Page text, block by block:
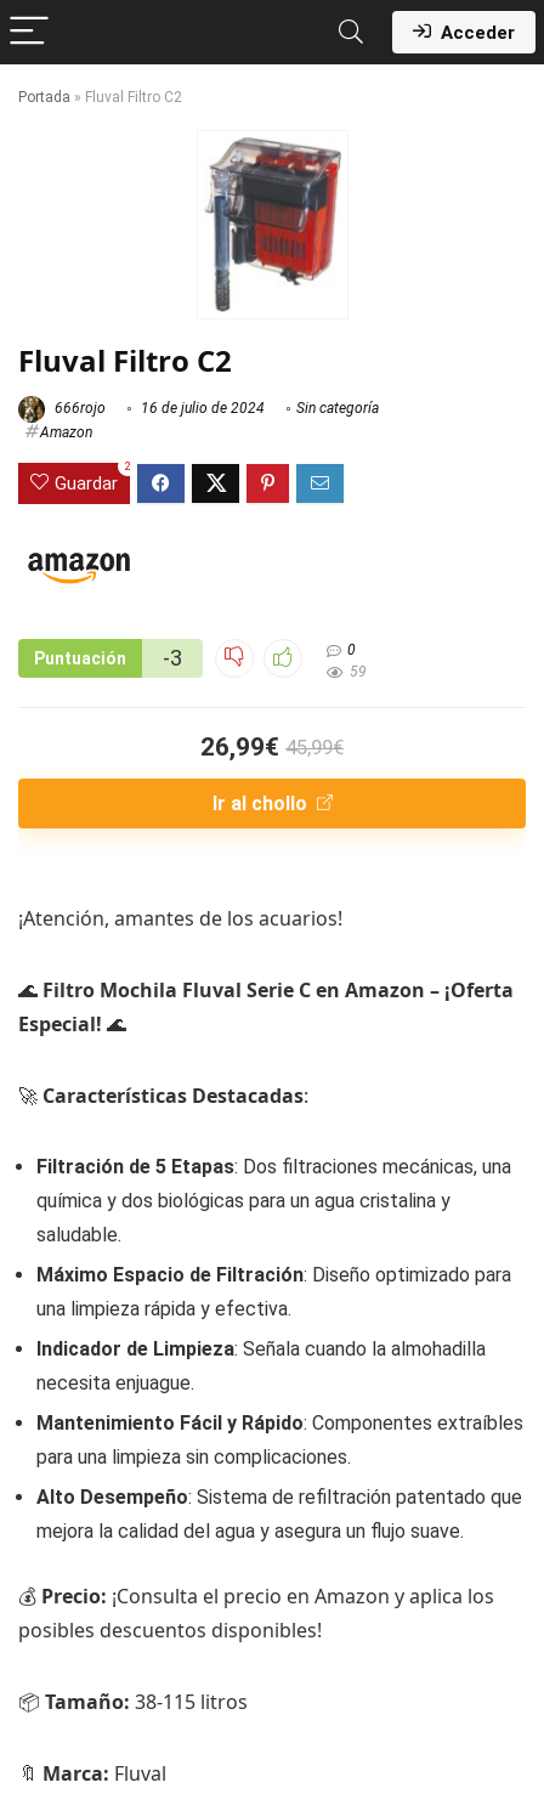
Acceder
Portada » Fluval Filtro C2
Fluval Filtro C2
666rojo 16 de julio de 2024
Sin categoría
Amazon
Guardar
2
Puntuación -3
0
59
26,99€ 45,99€
Ir al chollo
¡Atención, amantes de los acuarios!
🌊 Filtro Mochila Fluval Serie C en Amazon – ¡Oferta
Especial! 🌊
🚀 Características Destacadas:
Filtración de 5 Etapas: Dos filtraciones mecánicas, una
química y dos biológicas para un agua cristalina y
saludable.
Máximo Espacio de Filtración: Diseño optimizado para
una limpieza rápida y efectiva.
Indicador de Limpieza: Señala cuando la almohadilla
necesita enjuague.
Mantenimiento Fácil y Rápido: Componentes extraíbles
para una limpieza sin complicaciones.
Alto Desempeño: Sistema de refiltración patentado que
mejora la calidad del agua y asegura un flujo suave.
💰 Precio: ¡Consulta el precio en Amazon y aplica los
posibles descuentos disponibles!
📦 Tamaño: 38-115 litros
🔖 Marca: Fluval